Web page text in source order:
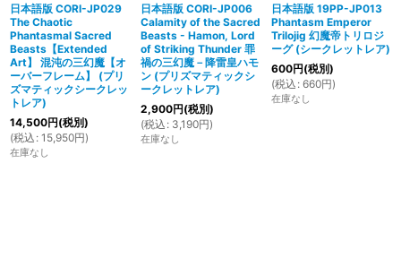
日本語版 CORI-JP029
The Chaotic
Phantasmal Sacred
Beasts【Extended
Art】 混沌の三幻魔【オ
ーバーフレーム】 (プリ
ズマティックシークレッ
トレア)
14,500円(税別)
(税込 : 15,950円)
在庫なし
日本語版 CORI-JP006
Calamity of the Sacred
Beasts - Hamon, Lord
of Striking Thunder 罪
禍の三幻魔－降雷皇ハモ
ン (プリズマティックシ
ークレットレア)
2,900円(税別)
(税込 : 3,190円)
在庫なし
日本語版 19PP-JP013
Phantasm Emperor
Trilojig 幻魔帝トリロジ
ーグ (シークレットレア)
600円(税別)
(税込 : 660円)
在庫なし